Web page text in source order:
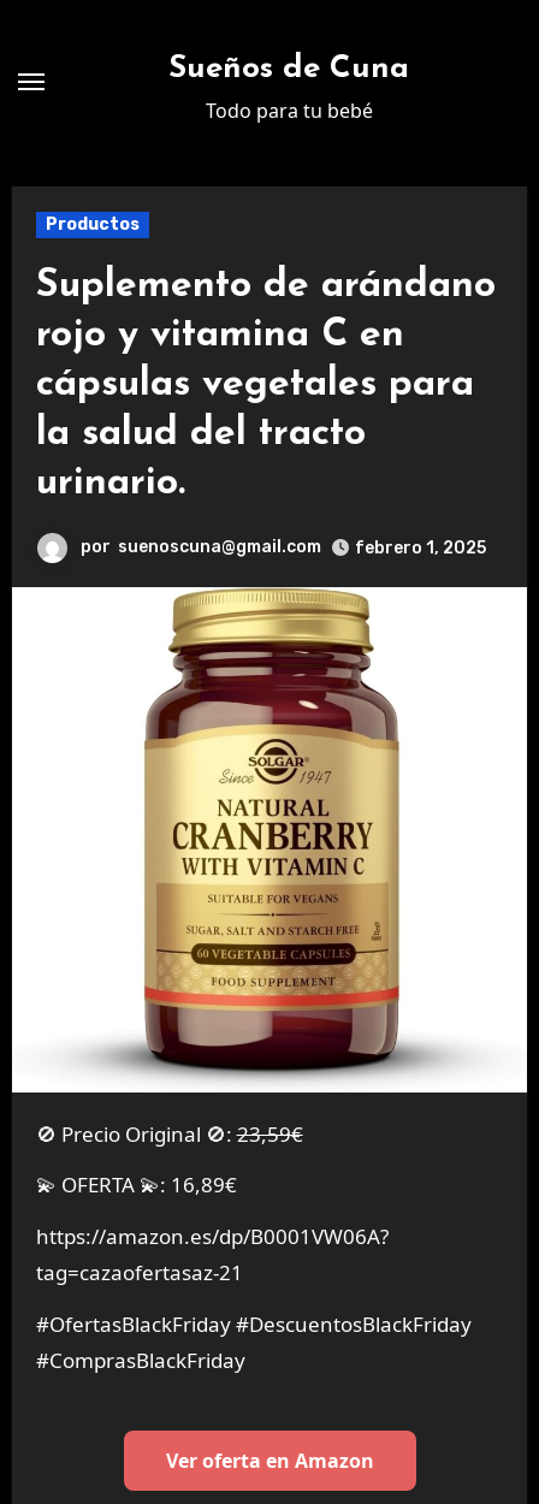
contenido
Sueños de Cuna
Todo para tu bebé
Productos
Suplemento de arándano
rojo y vitamina C en
cápsulas vegetales para
la salud del tracto
urinario.
por suenoscuna@gmail.com febrero 1, 2025
🚫 Precio Original 🚫:23,59€
💫 OFERTA 💫: 16,89€
https://amazon.es/dp/B0001VW06A?
tag=cazaofertasaz-21
#OfertasBlackFriday #DescuentosBlackFriday
#ComprasBlackFriday
Ver oferta en Amazon